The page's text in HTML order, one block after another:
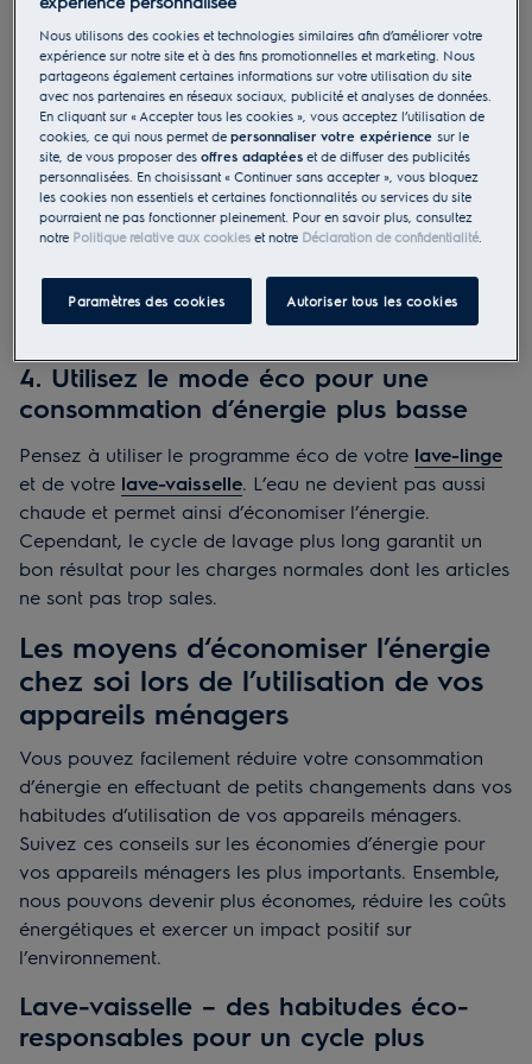
votre appareil ménager
Nous attendons toujours des performances élevées de
nos appareils ménagers. Prenez le temps de lire le
manuel d’utilisation de votre appareil pour découvrir
ses fonctionnalités uniques et économiques afin d’en
tirer les meilleurs résultats en permanence.
Par exemple, certains lave-linge offrent des cycles
vapeur plus courts pour des articles qui ne nécessitent
pas de lavage complet, réduisant ainsi
considérablement notre consommation d’eau.
4. Utilisez le mode éco pour une
consommation d’énergie plus basse
Pensez à utiliser le programme éco de votre lave-linge
et de votre lave-vaisselle. L’eau ne devient pas aussi
chaude et permet ainsi d’économiser l’énergie.
Cependant, le cycle de lavage plus long garantit un
bon résultat pour les charges normales dont les articles
ne sont pas trop sales.
Les moyens d‘économiser l’énergie
chez soi lors de l’utilisation de vos
appareils ménagers
Vous pouvez facilement réduire votre consommation
d’énergie en effectuant de petits changements dans vos
habitudes d’utilisation de vos appareils ménagers.
Suivez ces conseils sur les économies d’énergie pour
vos appareils ménagers les plus importants. Ensemble,
nous pouvons devenir plus économes, réduire les coûts
énergétiques et exercer un impact positif sur
l’environnement.
Lave-vaisselle – des habitudes éco-
responsables pour un cycle plus
Nous utilisons des cookies et technologies similaires afin d’améliorer votre
expérience sur notre site et à des fins promotionnelles et marketing. Nous
partageons également certaines informations sur votre utilisation du site
avec nos partenaires en réseaux sociaux, publicité et analyses de données.
En cliquant sur « Accepter tous les cookies », vous acceptez l’utilisation de
cookies, ce qui nous permet depersonnaliser votre expériencesur le
site, de vous proposer desoffres adaptées et de diffuser des publicités
personnalisées. En choisissant « Continuer sans accepter », vous bloquez
les cookies non essentiels et certaines fonctionnalités ou services du site
pourraient ne pas fonctionner pleinement. Pour en savoir plus, consultez
notre Politique relative aux cookies et notre Déclaration de confidentialité.
Paramètres des cookies Autoriser tous les cookies